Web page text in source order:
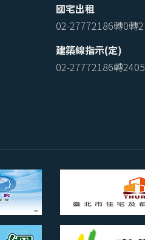
國宅出租
02-27772186轉0轉2
建築線指示(定)
02-27772186轉2405